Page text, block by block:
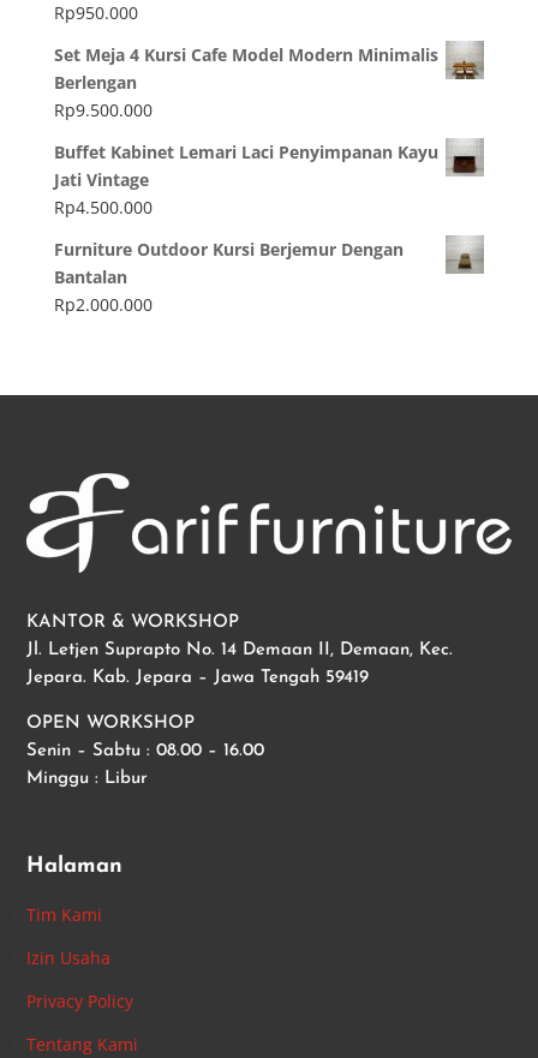
Rp950.000
Set Meja 4 Kursi Cafe Model Modern Minimalis
Berlengan
Rp9.500.000
Buffet Kabinet Lemari Laci Penyimpanan Kayu
Jati Vintage
Rp4.500.000
Furniture Outdoor Kursi Berjemur Dengan
Bantalan
Rp2.000.000
KANTOR & WORKSHOP
Jl. Letjen Suprapto No. 14 Demaan II, Demaan, Kec.
Jepara. Kab. Jepara – Jawa Tengah 59419
OPEN WORKSHOP
Senin – Sabtu : 08.00 – 16.00
Minggu : Libur
Halaman
Tim Kami
Izin Usaha
Privacy Policy
Tentang Kami